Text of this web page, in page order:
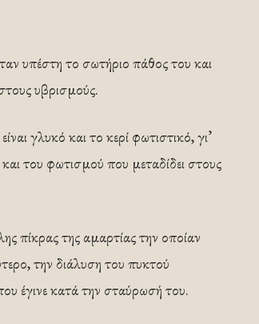
υπέστη το σωτήριο πάθος του και
υβρισμούς.
γλυκό και το κερί φωτιστικό, γι’
του φωτισμού που μεταδίδει στους
πίκρας της αμαρτίας την οποίαν
την διάλυση του πυκτού
έγινε κατά την σταύρωσή του.